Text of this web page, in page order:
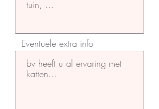
Eventuele extra info